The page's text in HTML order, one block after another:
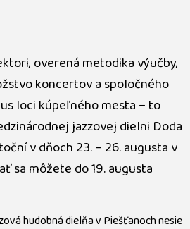
overená metodika výučby,
koncertov a spoločného
loci kúpeľného mesta – to
jazzovej dielni Doda
v dňoch 23. – 26. augusta v
sa môžete do 19. augusta
hudobná dielňa v Piešťanoch nesie